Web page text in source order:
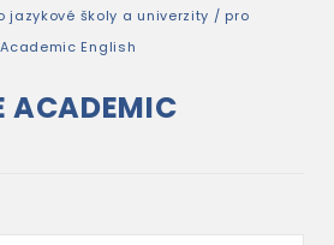
jazykové školy a univerzity / pro
English
ACADEMIC